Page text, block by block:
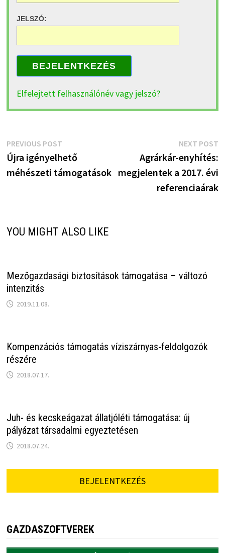
JELSZÓ:
BEJELENTKEZÉS
Elfelejtett felhasználónév vagy jelszó?
Bejegyzés
navigáció
PREVIOUS POSTPrevious
post:
Újra igényelhető
méhészeti támogatások
NEXT POST
Agrárkár-enyhítés:
megjelentek a 2017. évi
referenciaárak
YOU MIGHT ALSO LIKE
Mezőgazdasági biztosítások támogatása – változó
intenzitás
2019.11.08.
Kompenzációs támogatás víziszárnyas-feldolgozók
részére
2018.07.17.
Juh- és kecskeágazat állatjóléti támogatása: új
pályázat társadalmi egyeztetésen
2018.07.24.
BEJELENTKEZÉS
GAZDASZOFTVEREK